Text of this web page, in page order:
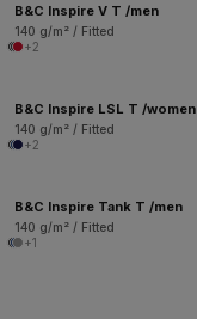
B&C Inspire V T /men
140 g/m² / Fitted
+2
B&C Inspire LSL T /women
140 g/m² / Fitted
+2
B&C Inspire Tank T /men
140 g/m² / Fitted
+1